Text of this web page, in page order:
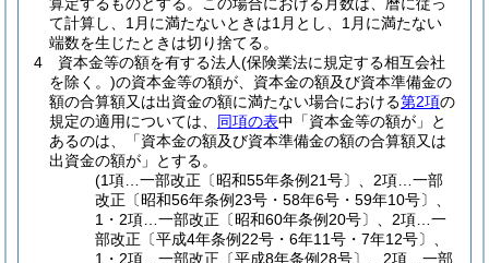
て計算し、1月に満たないときは1月とし、1月に満たない
端数を生じたときは切り捨てる。
4
資本金等の額を有する法人(保険業法に規定する相互会社
を除く。)の資本金等の額が、資本金の額及び資本準備金の
額の合算額又は出資金の額に満たない場合における第2項の
規定の適用については、 同項の表中「資本金等の額が」と
あるのは、「資本金の額及び資本準備金の額の合算額又は
出資金の額が」とする。
(1項…一部改正〔昭和55年条例21号〕、2項…一部
改正〔昭和56年条例23号・58年6号・59年10号〕、
1・2項…一部改正〔昭和60年条例20号〕、2項…一
部改正〔平成4年条例22号・6年11号・7年12号〕、
1・2項…一部改正〔平成8年条例28号〕、2項…一部